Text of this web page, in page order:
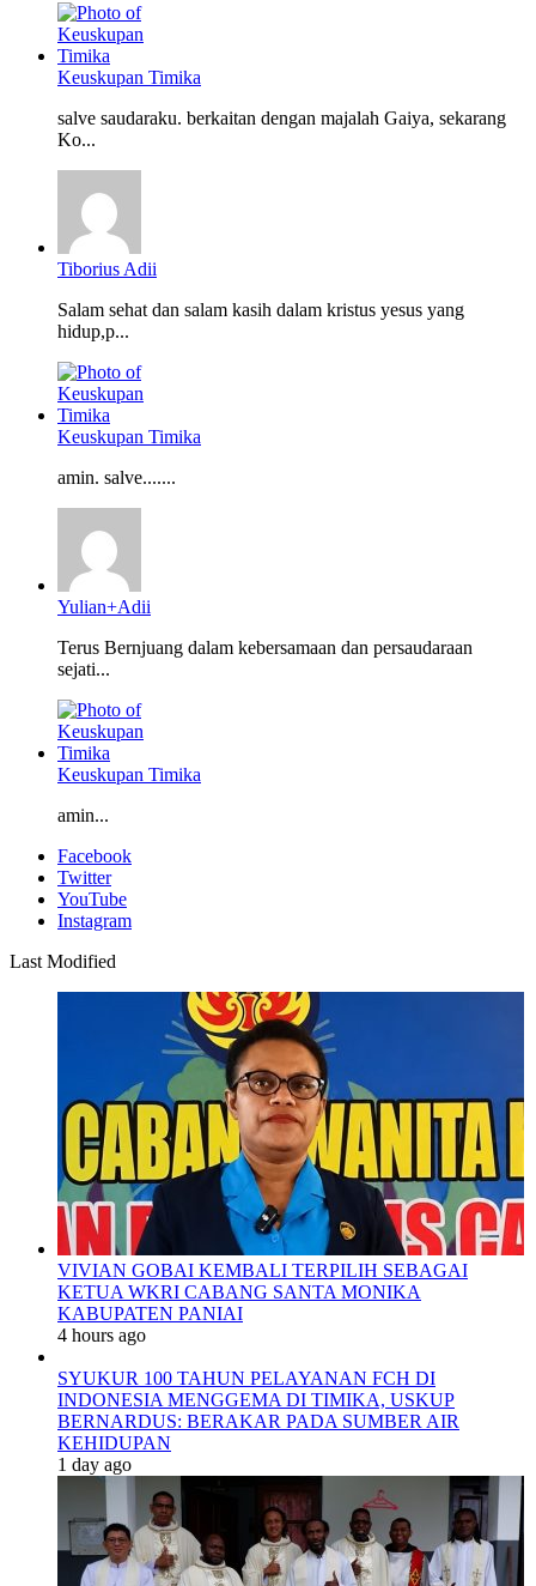
Keuskupan Timika
salve saudaraku. berkaitan dengan majalah Gaiya, sekarang
Ko...
Tiborius Adii
Salam sehat dan salam kasih dalam kristus yesus yang
hidup,p...
Keuskupan Timika
amin. salve.......
Yulian+Adii
Terus Bernjuang dalam kebersamaan dan persaudaraan
sejati...
Keuskupan Timika
amin...
Facebook
Twitter
YouTube
Instagram
Last Modified
VIVIAN GOBAI KEMBALI TERPILIH SEBAGAI
KETUA WKRI CABANG SANTA MONIKA
KABUPATEN PANIAI
4 hours ago
SYUKUR 100 TAHUN PELAYANAN FCH DI
INDONESIA MENGGEMA DI TIMIKA, USKUP
BERNARDUS: BERAKAR PADA SUMBER AIR
KEHIDUPAN
1 day ago